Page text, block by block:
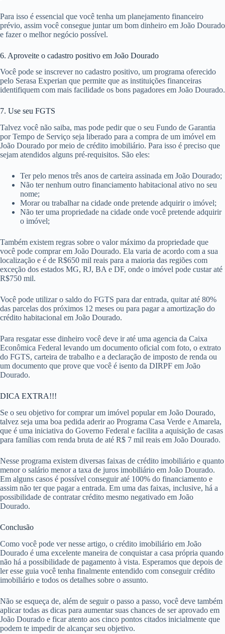
Para isso é essencial que você tenha um planejamento financeiro
prévio, assim você consegue juntar um bom dinheiro em João Dourado
e fazer o melhor negócio possível.
6. Aproveite o cadastro positivo em João Dourado
Você pode se inscrever no cadastro positivo, um programa oferecido
pelo Serasa Experian que permite que as instituições financeiras
identifiquem com mais facilidade os bons pagadores em João Dourado.
7. Use seu FGTS
Talvez você não saiba, mas pode pedir que o seu Fundo de Garantia
por Tempo de Serviço seja liberado para a compra de um imóvel em
João Dourado por meio de crédito imobiliário. Para isso é preciso que
sejam atendidos alguns pré-requisitos. São eles:
Ter pelo menos três anos de carteira assinada em João Dourado;
Não ter nenhum outro financiamento habitacional ativo no seu
nome;
Morar ou trabalhar na cidade onde pretende adquirir o imóvel;
Não ter uma propriedade na cidade onde você pretende adquirir
o imóvel;
Também existem regras sobre o valor máximo da propriedade que
você pode comprar em João Dourado. Ela varia de acordo com a sua
localização e é de R$650 mil reais para a maioria das regiões com
exceção dos estados MG, RJ, BA e DF, onde o imóvel pode custar até
R$750 mil.
Você pode utilizar o saldo do FGTS para dar entrada, quitar até 80%
das parcelas dos próximos 12 meses ou para pagar a amortização do
crédito habitacional em João Dourado.
Para resgatar esse dinheiro você deve ir até uma agencia da Caixa
Econômica Federal levando um documento oficial com foto, o extrato
do FGTS, carteira de trabalho e a declaração de imposto de renda ou
um documento que prove que você é isento da DIRPF em João
Dourado.
DICA EXTRA!!!
Se o seu objetivo for comprar um imóvel popular em João Dourado,
talvez seja uma boa pedida aderir ao Programa Casa Verde e Amarela,
que é uma iniciativa do Governo Federal e facilita a aquisição de casas
para famílias com renda bruta de até R$ 7 mil reais em João Dourado.
Nesse programa existem diversas faixas de crédito imobiliário e quanto
menor o salário menor a taxa de juros imobiliário em João Dourado.
Em alguns casos é possível conseguir até 100% do financiamento e
assim não ter que pagar a entrada. Em uma das faixas, inclusive, há a
possibilidade de contratar crédito mesmo negativado em João
Dourado.
Conclusão
Como você pode ver nesse artigo, o crédito imobiliário em João
Dourado é uma excelente maneira de conquistar a casa própria quando
não há a possibilidade de pagamento à vista. Esperamos que depois de
ler esse guia você tenha finalmente entendido com conseguir crédito
imobiliário e todos os detalhes sobre o assunto.
Não se esqueça de, além de seguir o passo a passo, você deve também
aplicar todas as dicas para aumentar suas chances de ser aprovado em
João Dourado e ficar atento aos cinco pontos citados inicialmente que
podem te impedir de alcançar seu objetivo.